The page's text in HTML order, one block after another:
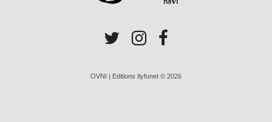
OVNI | Editions Ilyfunet © 2026